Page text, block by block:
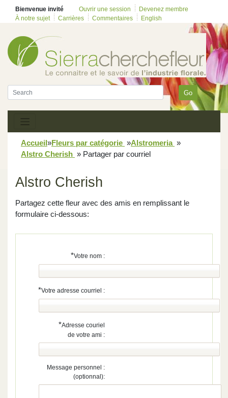
Bienvenue invité Ouvrir une session
Devenez membre
À notre sujet
Carrières Commentaires English
Go
Accueil»Fleurs par catégorie »Alstromeria »
Alstro Cherish » Partager par courriel
Alstro Cherish
Partagez cette fleur avec des amis en remplissant le
formulaire ci-dessous:
*Votre nom :
*Votre adresse courriel :
*Adresse couriel
de votre ami :
Message personnel :
(optionnal):